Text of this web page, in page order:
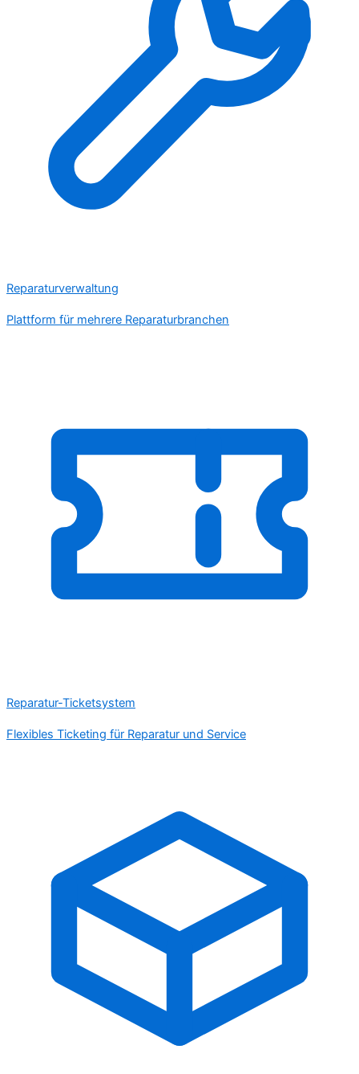
Reparaturverwaltung
Plattform für mehrere Reparaturbranchen
Reparatur-Ticketsystem
Flexibles Ticketing für Reparatur und Service